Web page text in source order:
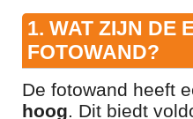
1. WAT ZIJN DE
FOTOWAND?
De fotowand heeft
hoog. Dit biedt